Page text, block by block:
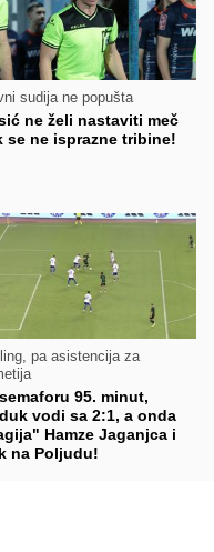
sudija ne popušta
ne želi nastaviti meč
se ne isprazne tribine!
pa asistencija za
95. minut,
vodi sa 2:1, a onda
Hamze Jaganjca i
na Poljudu!